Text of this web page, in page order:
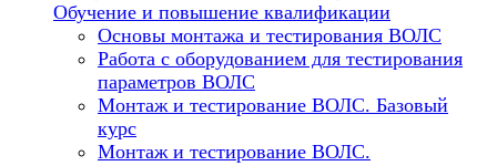
Обучение и повышение квалификации
Основы монтажа и тестирования ВОЛС
Работа с оборудованием для тестирования
параметров ВОЛС
Монтаж и тестирование ВОЛС. Базовый
курс
Монтаж и тестирование ВОЛС.